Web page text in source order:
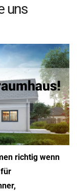
uns
richtig wenn